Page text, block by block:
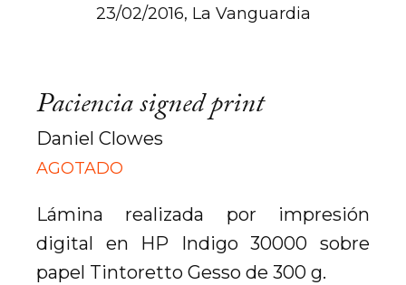
23/02/2016, La Vanguardia
Paciencia signed print
Daniel Clowes
AGOTADO
Lámina realizada por impresión
digital en HP Indigo 30000 sobre
papel Tintoretto Gesso de 300 g.